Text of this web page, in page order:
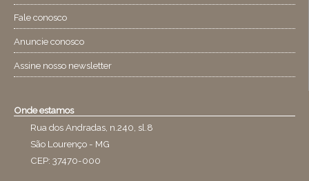
Fale conosco
Anuncie conosco
Assine nosso newsletter
Onde estamos
Rua dos Andradas, n.240, sl.8
São Lourenço - MG
CEP: 37470-000